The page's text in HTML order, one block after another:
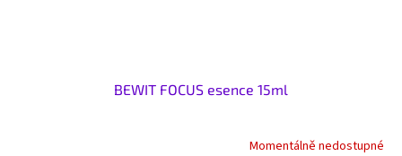
BEWIT FOCUS esence 15ml
Momentálně nedostupné